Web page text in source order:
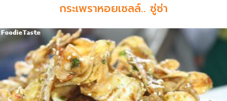
กระเพราหอยเซลล์.. ซู่ซ่า